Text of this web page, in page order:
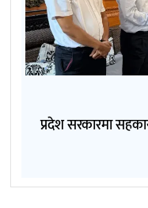
प्रदेश सरकारमा